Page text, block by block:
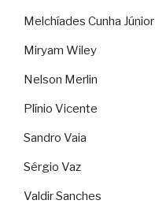
Melchíades Cunha Júnior
Miryam Wiley
Nelson Merlin
Plínio Vicente
Sandro Vaia
Sérgio Vaz
Valdir Sanches